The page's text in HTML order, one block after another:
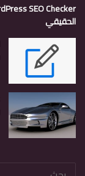
الحقيقي